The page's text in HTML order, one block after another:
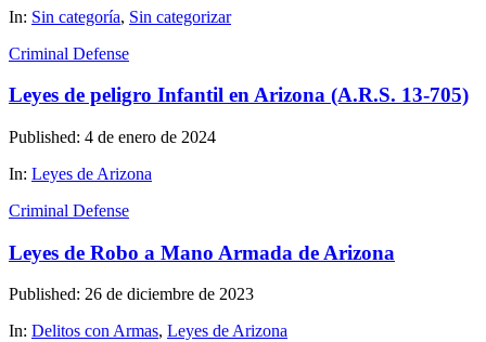
In: Sin categoría, Sin categorizar
Criminal Defense
Leyes de peligro Infantil en Arizona (A.R.S. 13-705)
Published: 4 de enero de 2024
In: Leyes de Arizona
Criminal Defense
Leyes de Robo a Mano Armada de Arizona
Published: 26 de diciembre de 2023
In: Delitos con Armas, Leyes de Arizona